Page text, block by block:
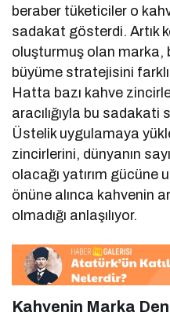
beraber tüketiciler o
sadakat gösterdi. Artık
oluşturmuş olan marka,
büyüme stratejisini
Hatta bazı kahve
aracılığıyla bu
Üstelik uygulamaya
zincirlerini, dünyanın
olacağı yatırım gücüne
önüne alınca kahvenin
olmadığı anlaşılıyor.
Kahvenin Marka